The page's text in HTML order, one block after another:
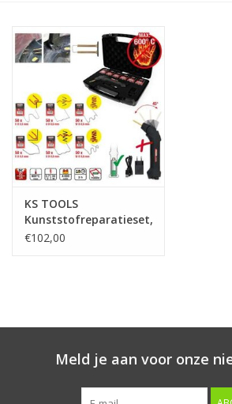
Automaterialen
Starten & laden
Diagnose & meten
Handgereedschap
Luchtgereedschap
KS TOOLS
Kunststofreparatieset,
303-dlg - 150.1065
€102,00
Meld je aan voor onze